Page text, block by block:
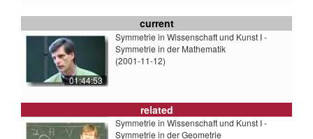
current
01:44:53
Symmetrie in Wissenschaft und Kunst I -
Symmetrie in der Mathematik
(2001-11-12)
related
Symmetrie in Wissenschaft und Kunst I -
Symmetrie in der Geometrie